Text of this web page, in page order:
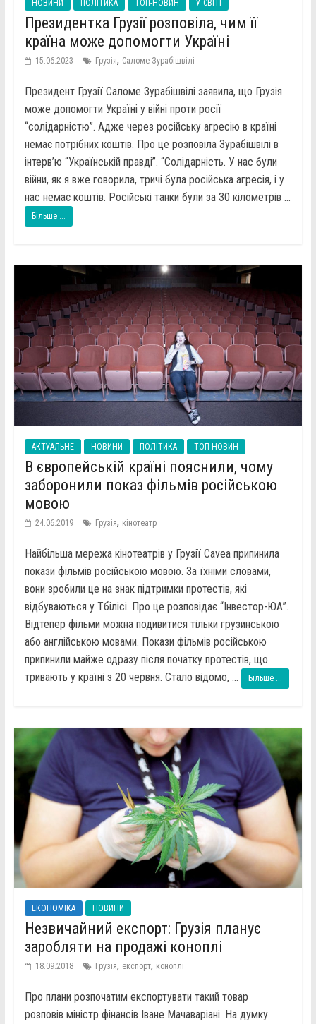
НОВИНИ ПОЛІТИКА ТОП-НОВИН У СВІТІ
Президентка Грузії розповіла, чим її
країна може допомогти Україні
15.06.2023 Грузія, Саломе Зурабішвілі
Президент Грузії Саломе Зурабішвілі заявила, що Грузія
може допомогти Україні у війні проти росії
“солідарністю”. Адже через російську агресію в країні
немає потрібних коштів. Про це розповіла Зурабішвілі в
інтерв’ю “Українській правді”. “Солідарність. У нас були
війни, як я вже говорила, тричі була російська агресія, і у
нас немає коштів. Російські танки були за 30 кілометрів ...
Більше ...
АКТУАЛЬНЕ НОВИНИ ПОЛІТИКА ТОП-НОВИН
В європейській країні пояснили, чому
заборонили показ фільмів російською
мовою
24.06.2019 Грузія, кінотеатр
Найбільша мережа кінотеатрів у Грузії Cavea припинила
покази фільмів російською мовою. За їхніми словами,
вони зробили це на знак підтримки протестів, які
відбуваються у Тбілісі. Про це розповідає “Інвестор-ЮА”.
Відтепер фільми можна подивитися тільки грузинською
або англійською мовами. Покази фільмів російською
припинили майже одразу після початку протестів, що
тривають у країні з 20 червня. Стало відомо, ...
Більше ...
ЕКОНОМІКА НОВИНИ
Незвичайний експорт: Грузія планує
заробляти на продажі коноплі
18.09.2018 Грузія, експорт, коноплі
Про плани розпочатим експортувати такий товар
розповів міністр фінансів Іване Мачаваріані. На думку